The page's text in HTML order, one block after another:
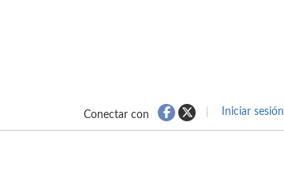
Conectar con Iniciar sesión